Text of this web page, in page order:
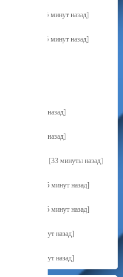
ветер [25 минут назад]
ветер [25 минут назад]
[30 минут назад]
[30 минут назад]
да оп [33 минуты назад]
[35 минут назад]
[35 минут назад]
[39 минут назад]
[39 минут назад]